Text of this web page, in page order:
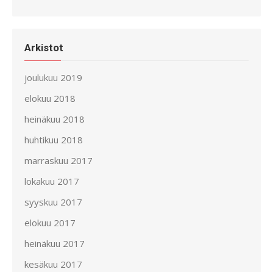
Arkistot
joulukuu 2019
elokuu 2018
heinäkuu 2018
huhtikuu 2018
marraskuu 2017
lokakuu 2017
syyskuu 2017
elokuu 2017
heinäkuu 2017
kesäkuu 2017